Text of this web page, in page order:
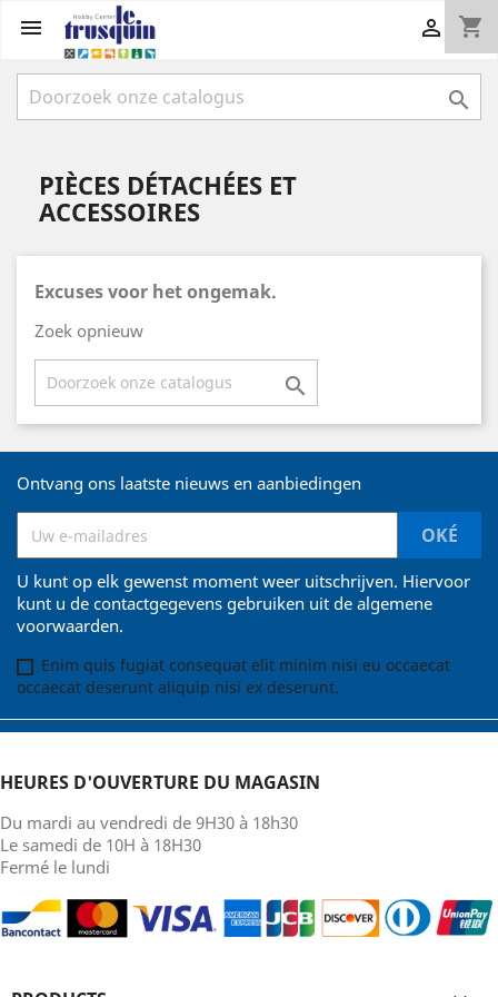
 shopping_cart


PIÈCES DÉTACHÉES ET
ACCESSOIRES
Excuses voor het ongemak.
Zoek opnieuw

Ontvang ons laatste nieuws en aanbiedingen
U kunt op elk gewenst moment weer uitschrijven. Hiervoor
kunt u de contactgegevens gebruiken uit de algemene
voorwaarden.
Enim quis fugiat consequat elit minim nisi eu occaecat
occaecat deserunt aliquip nisi ex deserunt.
HEURES D'OUVERTURE DU MAGASIN
Du mardi au vendredi de 9H30 à 18h30
Le samedi de 10H à 18H30
Fermé le lundi